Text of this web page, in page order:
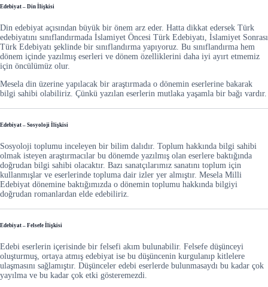
Edebiyat – Din İlişkisi
Din edebiyat açısından büyük bir önem arz eder. Hatta dikkat edersek Türk
edebiyatını sınıflandırmada İslamiyet Öncesi Türk Edebiyatı, İslamiyet Sonrası
Türk Edebiyatı şeklinde bir sınıflandırma yapıyoruz. Bu sınıflandırma hem
dönem içinde yazılmış eserleri ve dönem özelliklerini daha iyi ayırt etmemiz
için öncülümüz olur.
Mesela din üzerine yapılacak bir araştırmada o dönemin eserlerine bakarak
bilgi sahibi olabiliriz. Çünkü yazılan eserlerin mutlaka yaşamla bir bağı vardır.
Edebiyat – Sosyoloji İlişkisi
Sosyoloji toplumu inceleyen bir bilim dalıdır. Toplum hakkında bilgi sahibi
olmak isteyen araştırmacılar bu dönemde yazılmış olan eserlere baktığında
doğrudan bilgi sahibi olacaktır. Bazı sanatçılarımız sanatını toplum için
kullanmışlar ve eserlerinde topluma dair izler yer almıştır. Mesela Milli
Edebiyat dönemine baktığımızda o dönemin toplumu hakkında bilgiyi
doğrudan romanlardan elde edebiliriz.
Edebiyat – Felsefe İlişkisi
Edebi eserlerin içerisinde bir felsefi akım bulunabilir. Felsefe düşünceyi
oluşturmuş, ortaya atmış edebiyat ise bu düşüncenin kurgulanıp kitlelere
ulaşmasını sağlamıştır. Düşünceler edebi eserlerde bulunmasaydı bu kadar çok
yayılma ve bu kadar çok etki gösteremezdi.